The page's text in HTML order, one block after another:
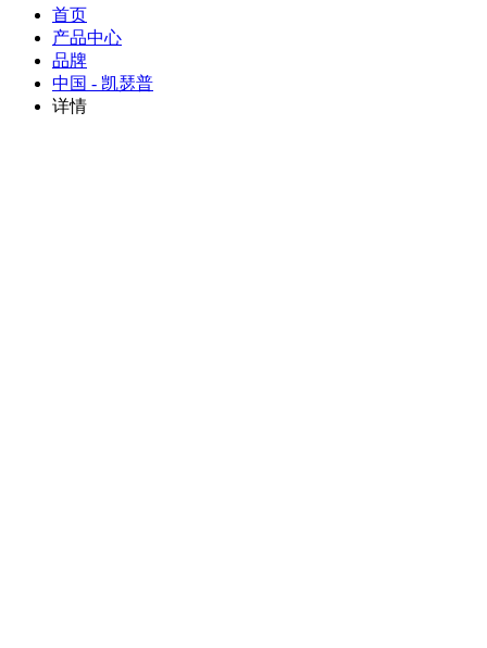
首页
产品中心
品牌
中国 - 凯瑟普
详情